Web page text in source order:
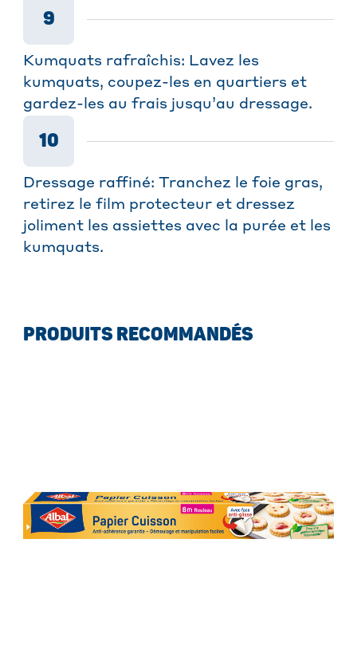
9
Kumquats rafraîchis: Lavez les
kumquats, coupez-les en quartiers et
gardez-les au frais jusqu’au dressage.
10
Dressage raffiné: Tranchez le foie gras,
retirez le film protecteur et dressez
joliment les assiettes avec la purée et les
kumquats.
PRODUITS RECOMMANDÉS